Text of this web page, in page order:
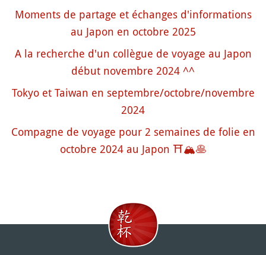
Moments de partage et échanges d'informations
au Japon en octobre 2025
A la recherche d'un collègue de voyage au Japon
début novembre 2024 ^^
Tokyo et Taiwan en septembre/octobre/novembre
2024
Compagne de voyage pour 2 semaines de folie en
octobre 2024 au Japon ⛩️🏔️🥞